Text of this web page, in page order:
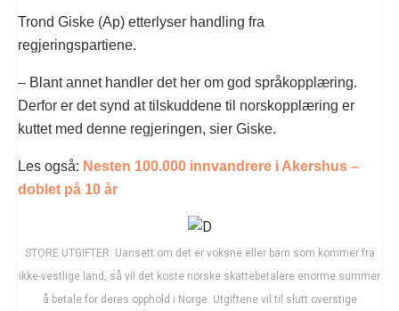
Trond Giske (Ap) etterlyser handling fra
regjeringspartiene.
– Blant annet handler det her om god språkopplæring.
Derfor er det synd at tilskuddene til norskopplæring er
kuttet med denne regjeringen, sier Giske.
Les også: Nesten 100.000 innvandrere i Akershus –
doblet på 10 år
STORE UTGIFTER: Uansett om det er voksne eller barn som kommer fra
ikke-vestlige land, så vil det koste norske skattebetalere enorme summer
å betale for deres opphold i Norge. Utgiftene vil til slutt overstige